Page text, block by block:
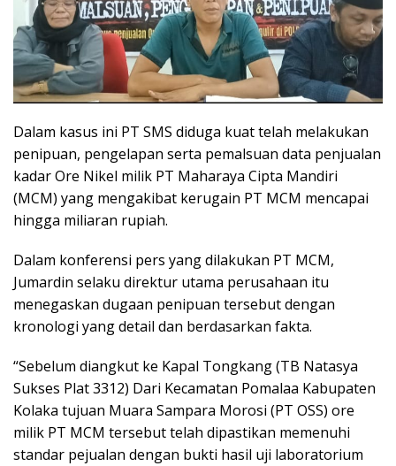
Dalam kasus ini PT SMS diduga kuat telah melakukan
penipuan, pengelapan serta pemalsuan data penjualan
kadar Ore Nikel milik PT Maharaya Cipta Mandiri
(MCM) yang mengakibat kerugain PT MCM mencapai
hingga miliaran rupiah.
Dalam konferensi pers yang dilakukan PT MCM,
Jumardin selaku direktur utama perusahaan itu
menegaskan dugaan penipuan tersebut dengan
kronologi yang detail dan berdasarkan fakta.
“Sebelum diangkut ke Kapal Tongkang (TB Natasya
Sukses Plat 3312) Dari Kecamatan Pomalaa Kabupaten
Kolaka tujuan Muara Sampara Morosi (PT OSS) ore
milik PT MCM tersebut telah dipastikan memenuhi
standar pejualan dengan bukti hasil uji laboratorium